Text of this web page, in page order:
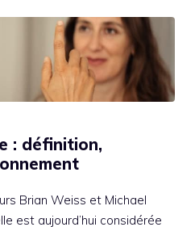
: définition,
Brian Weiss et Michael
est aujourd’hui considérée